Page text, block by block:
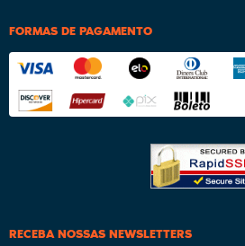
FORMAS DE PAGAMENTO
RECEBA NOSSAS NEWSLETTERS